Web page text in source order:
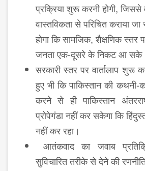
प्रक्रिया शुरू करनी होगी, जिससे
वास्तविकता से परिचित कराया
होगा कि सामजिक, शैक्षणिक स्तर
जनता एक-दूसरे के निकट आ
सरकारी स्तर पर वार्तालाप शुरू
हुए भी कि पाकिस्तान की
करने से ही पाकिस्तान
प्रोपेगंडा नहीं कर सकेगा कि
नहीं कर रहा।
आतंकवाद का जवाब
सुविचारित तरीके से देने की